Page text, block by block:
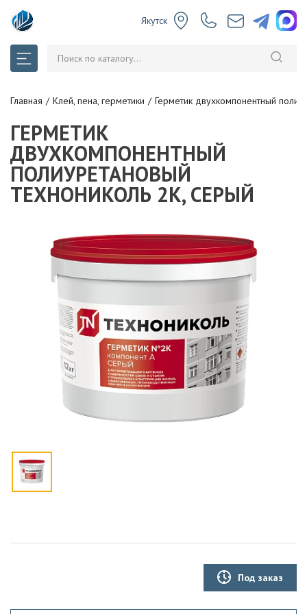
Якутск
Главная Клей, пена, герметики Герметик двухкомпонентный
ГЕРМЕТИК
ДВУХКОМПОНЕНТНЫЙ
ПОЛИУРЕТАНОВЫЙ
ТЕХНОНИКОЛЬ 2К, СЕРЫЙ
Под заказ